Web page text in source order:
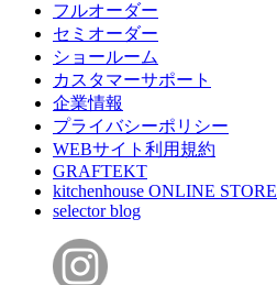
フルオーダー
セミオーダー
ショールーム
カスタマーサポート
企業情報
プライバシーポリシー
WEBサイト利用規約
GRAFTEKT
kitchenhouse ONLINE STORE
selector blog